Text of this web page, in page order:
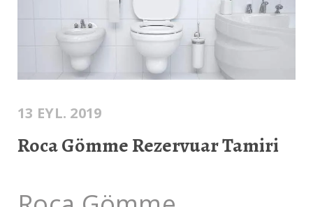
13 EYL. 2019
Roca Gömme Rezervuar Tamiri